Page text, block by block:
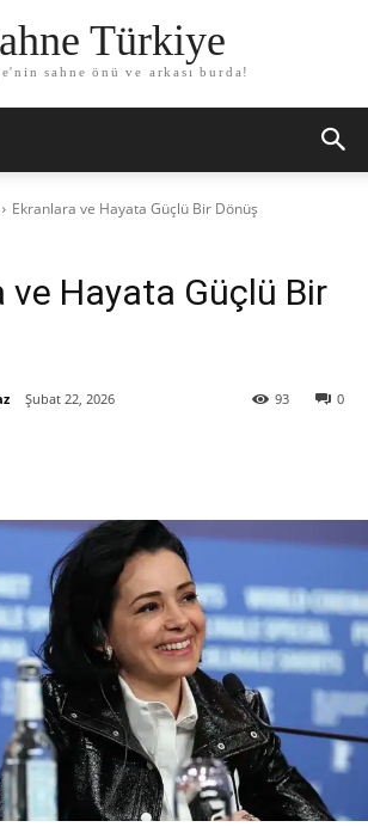
Türkiye
sahne önü ve arkası burda!
Ekranlara ve Hayata Güçlü Bir Dönüş
ve Hayata Güçlü Bir
Şubat 22, 2026 0
93